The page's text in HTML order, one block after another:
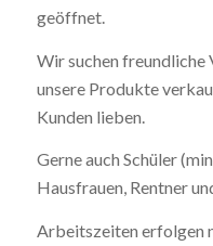
geöffnet.
Wir suchen freundliche
unsere Produkte
Kunden lieben.
Gerne auch Schüler
Hausfrauen, Rentner
Arbeitszeiten erfolgen